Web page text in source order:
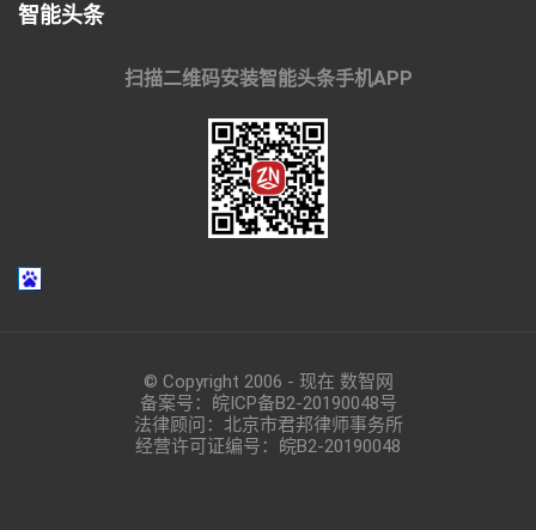
智能头条
扫描二维码安装智能头条手机APP
© Copyright 2006 - 现在 数智网
备案号： 皖ICP备B2-20190048号
法律顾问：北京市君邦律师事务所
经营许可证编号：皖B2-20190048